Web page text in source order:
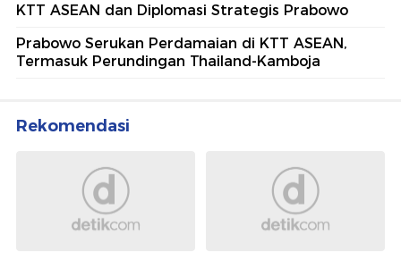
KTT ASEAN dan Diplomasi Strategis Prabowo
Prabowo Serukan Perdamaian di KTT ASEAN,
Termasuk Perundingan Thailand-Kamboja
Rekomendasi